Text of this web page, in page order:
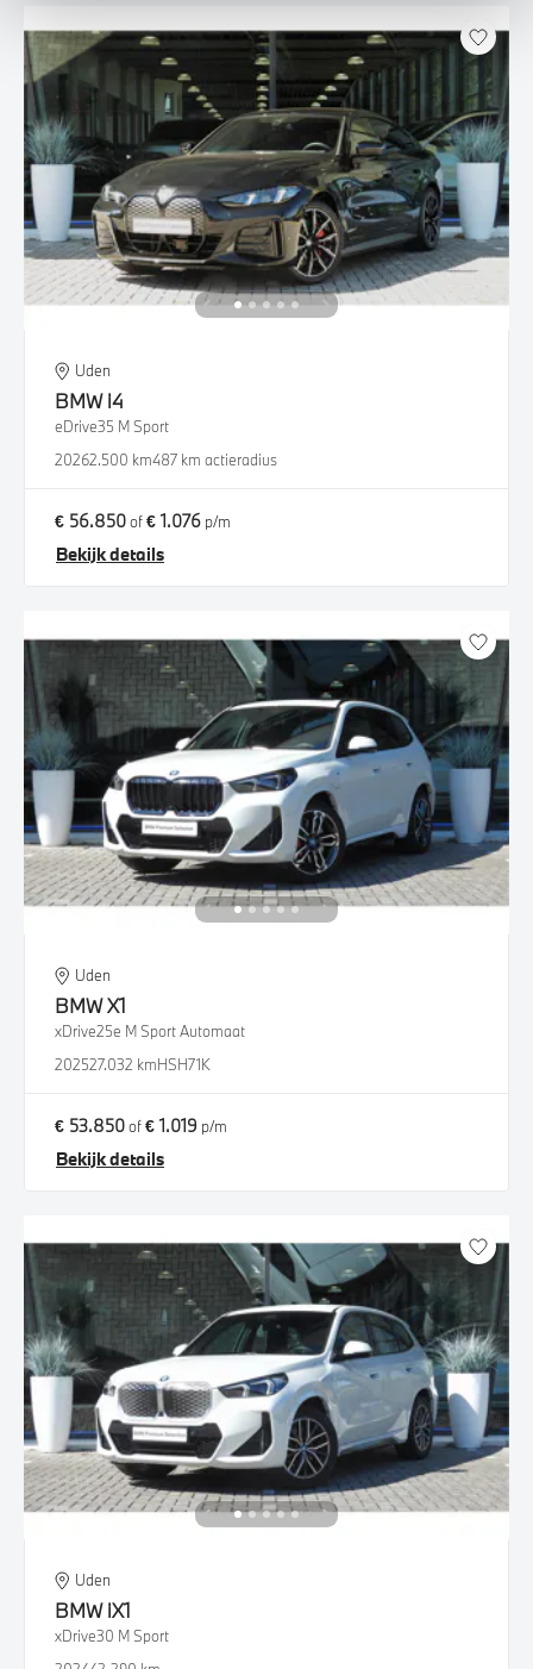
Uden
BMW i4
eDrive35 M Sport
20262.500 km487 km actieradius
€ 56.850of€ 1.076 p/m
Bekijk details
Uden
BMWX1
xDrive25e M Sport Automaat
202527.032 kmHSH71K
€ 53.850of€ 1.019 p/m
Bekijk details
Uden
BMW iX1
xDrive30 M Sport